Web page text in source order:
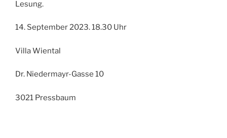
Lesung.
14. September 2023. 18.30 Uhr
Villa Wiental
Dr. Niedermayr-Gasse 10
3021 Pressbaum